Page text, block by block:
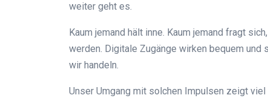
weiter geht es.
Kaum jemand hält inne. Kaum jemand fragt
werden. Digitale Zugänge wirken bequem
wir handeln.
Unser Umgang mit solchen Impulsen zeigt